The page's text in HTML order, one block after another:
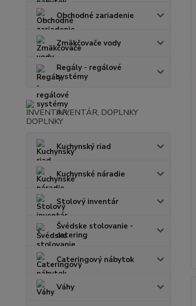
Obchodné zariadenie
Zmäkčovače vody
Regály - regálové
systémy
INVENTÁR, DOPLNKY
Kuchynský riad
Kuchynské náradie
Stolový inventár
Švédske stolovanie -
catering
Cateringový nábytok
Váhy